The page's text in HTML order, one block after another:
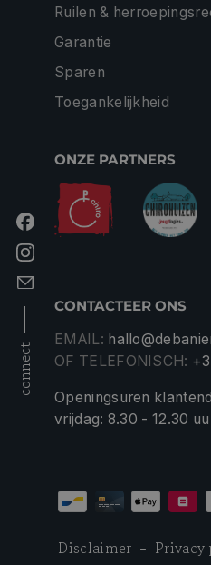
connect
Ruilen &
Garantie
Sparen
Toegankelijkheid
ONZE PARTNERS
CONTACTEER ONS
EMAIL:
OF TELEFONISCH:
Openingsuren
vrijdag: 8.30 - 12.30
Disclaimer Privacy